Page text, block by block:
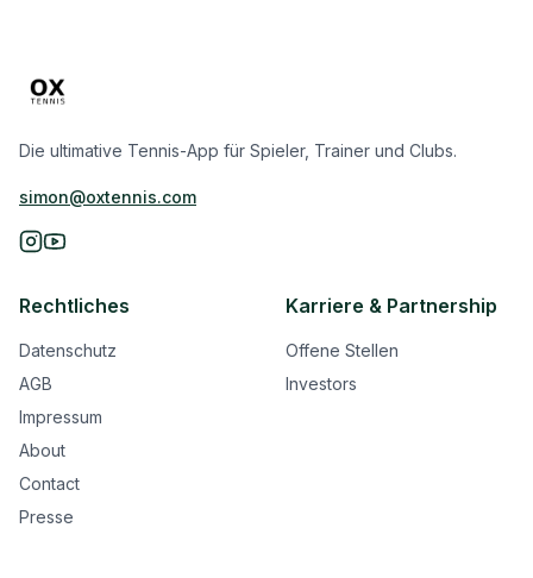
Die ultimative Tennis-App für Spieler, Trainer und Clubs.
simon@oxtennis.com
Rechtliches
Datenschutz
AGB
Impressum
About
Contact
Presse
Karriere & Partnership
Offene Stellen
Investors